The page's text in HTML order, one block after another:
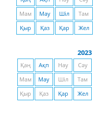
Мам
Мау Шіл
Там
Қыр
Қаз Қар Жел
2023
Қаң Ақп Нау
Сәу
Мам
Мау Шіл
Там
Қыр
Қаз Қар Жел